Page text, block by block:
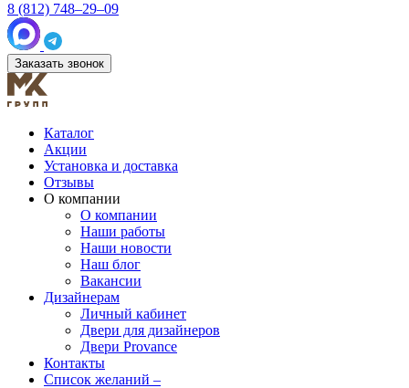
8 (812) 748–29–09
Заказать звонок
Каталог
Акции
Установка и доставка
Отзывы
О компании
О компании
Наши работы
Наши новости
Наш блог
Вакансии
Дизайнерам
Личный кабинет
Двери для дизайнеров
Двери Provance
Контакты
Список желаний –